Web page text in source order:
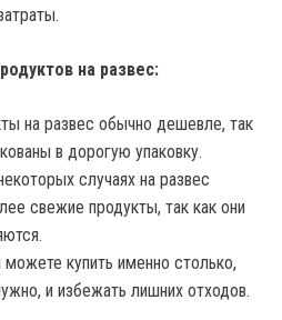
на развес:
на развес обычно дешевле, так
в дорогую упаковку.
случаях на развес
свежие продукты, так как они
купить именно столько,
и избежать лишних отходов.